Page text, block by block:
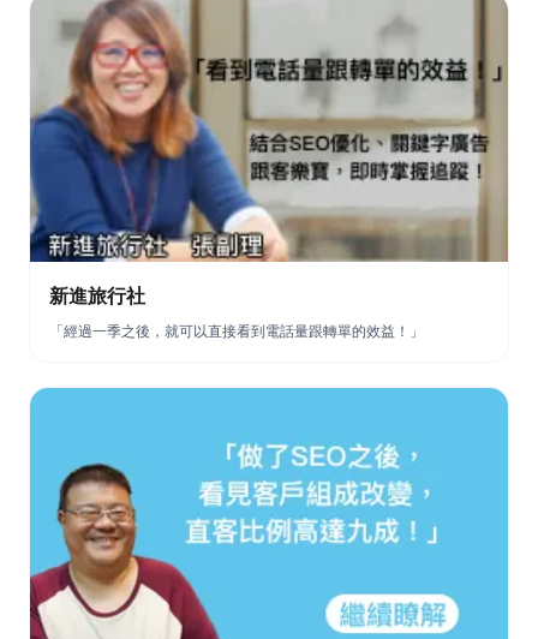
新進旅行社
「經過一季之後，就可以直接看到電話量跟轉單的效益！」